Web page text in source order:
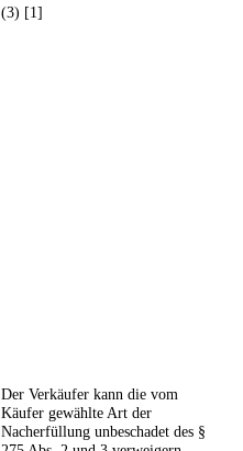
(3) [1]
Der Verkäufer kann die vom
Käufer gewählte Art der
Nacherfüllung unbeschadet des §